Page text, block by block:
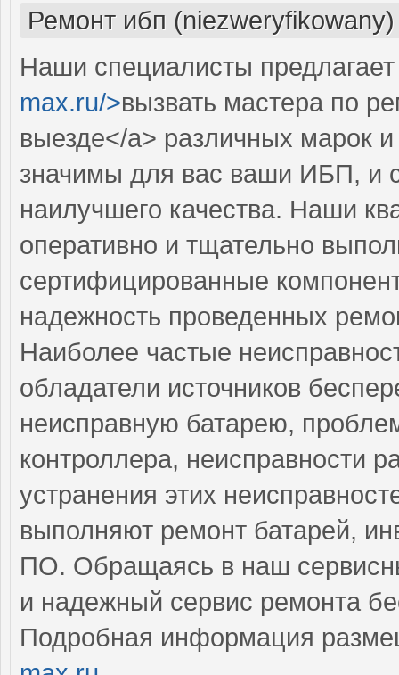
Ремонт ибп (niezweryfikowany)
Наши специалисты
max.ru/>вызвать мастера по
выезде</a> различных марок
значимы для вас ваши ИБП, и
наилучшего качества. Наши
оперативно и тщательно
сертифицированные
надежность проведенных
Наиболее частые
обладатели источников
неисправную батарею,
контроллера, неисправности
устранения этих
выполняют ремонт батарей,
ПО. Обращаясь в наш
и надежный сервис ремонта
Подробная информация